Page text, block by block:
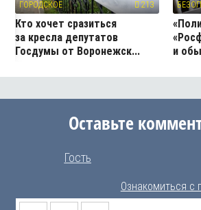
ГОРОДСКОЕ 213
Кто хочет сразиться
за кресла депутатов
Госдумы от Воронежск...
и
Оставьте
Гость
Ознакомиться с